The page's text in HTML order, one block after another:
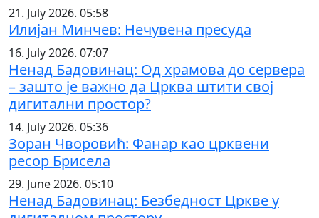
21. July 2026. 05:58
Илијан Минчев: Нечувена пресуда
16. July 2026. 07:07
Ненад Бадовинац: Од храмова до сервера
– зашто је важно да Црква штити свој
дигитални простор?
14. July 2026. 05:36
Зоран Чворовић: Фанар као црквени
ресор Брисела
29. June 2026. 05:10
Ненад Бадовинац: Безбедност Цркве у